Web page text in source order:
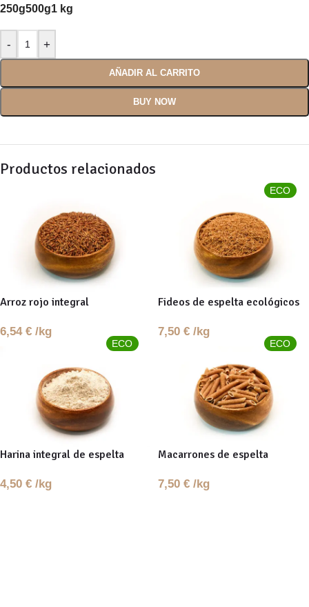
250g500g1 kg
AÑADIR AL CARRITO
BUY NOW
Productos relacionados
Arroz rojo integral
6,54 € /kg
ECO
Fideos de espelta ecológicos
7,50 € /kg
ECO
Harina integral de espelta
4,50 € /kg
ECO
Macarrones de espelta
7,50 € /kg